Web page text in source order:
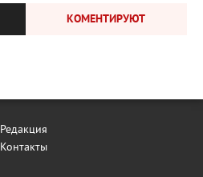
КОМЕНТИРУЮТ
Редакция
Контакты